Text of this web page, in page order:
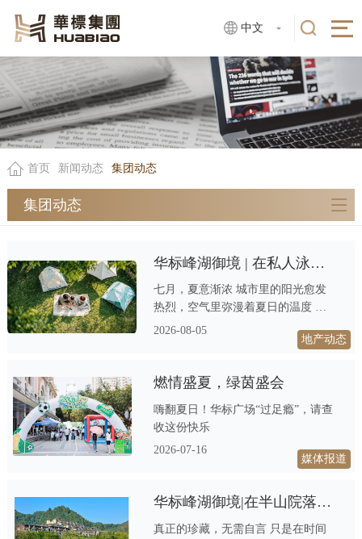
中文
首页 新闻动态 集团动态
集团动态
华标峰湖御境 | 在私人泳池收藏仲夏清凉
地产动态
七月，夏意渐浓 城市里的阳光愈发
热烈，空气里弥漫着夏日的温度 城
市的柏油路蒸腾着热气，写字楼的空
调嗡嗡作响 人们开始寻找一处能够
泳、一段亲子时光、一份与自然相拥
是一个季节，更是一种生活想象 天
鹿湖森林公园隔绝了燥热与喧嚣，只
有山风与草木清冽 这个七月，让清
2026-08-05
燃情盛夏，绿茵盛会
媒体报道
嗨翻夏日！华标广场“过足瘾”，请查
收这份快乐
2026-07-16
华标峰湖御境|在半山院落，打开“五感”悠享生活的诗意画卷
真正的珍藏，无需自言 只是在时间